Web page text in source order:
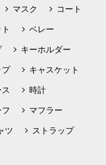
マスク コート
ベレー
キーホルダー
プ キャスケット
時計
フ マフラー
ツ ストラップ